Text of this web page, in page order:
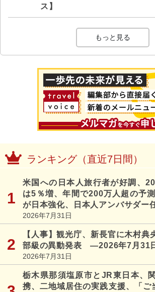
ス】
もっと見る
ランキング（直近7日間）
米国への日本人旅行者が好調、
は5％増、年間で200万人超の予
が日本強化、日本人アンバサダー
2026年7月31日
【人事】観光庁、新長官に木村典
部級の異動発表 ―2026年7月31
2026年7月31日
栃木県那須塩原市とJR東日本、
携、二地域居住の実践支援、「